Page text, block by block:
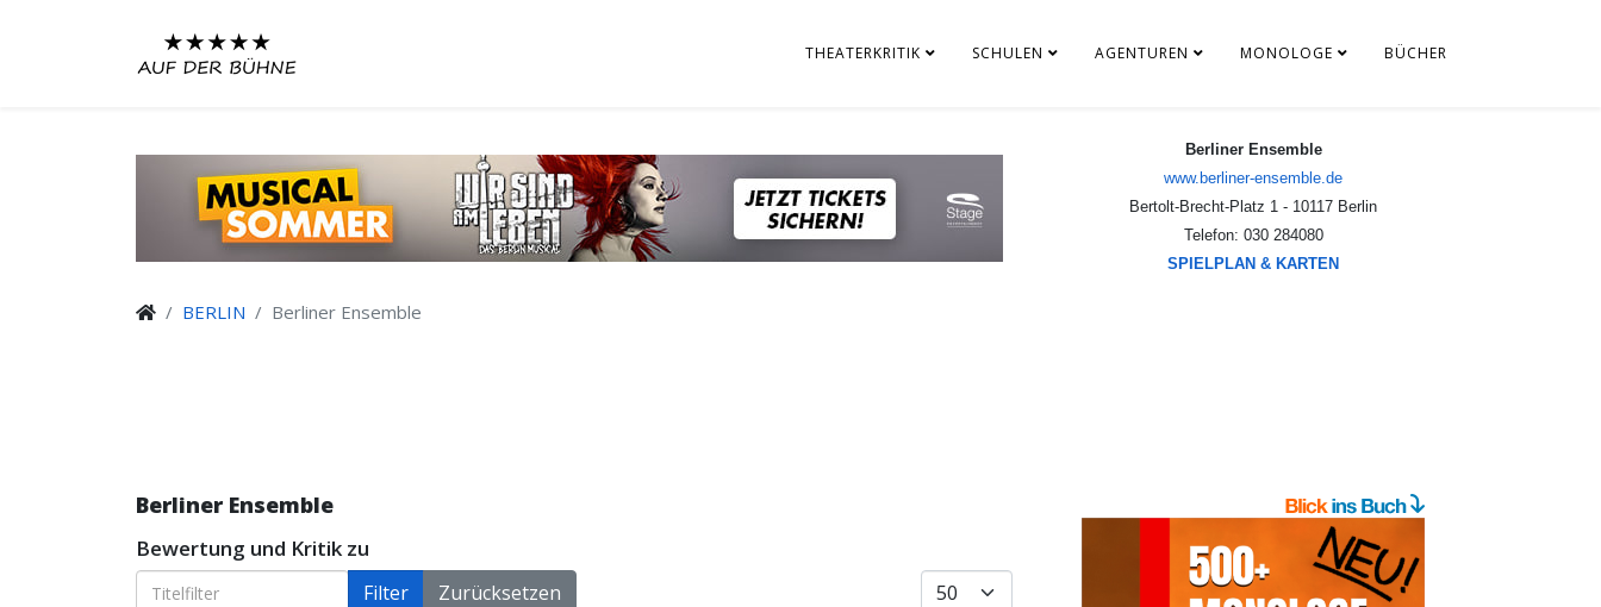
THEATERKRITIK SCHULEN AGENTUREN MONOLOGE BÜCHER
Berliner Ensemble
www.berliner-ensemble.de
Bertolt-Brecht-Platz 1 - 10117 Berlin
Telefon: 030 284080
SPIELPLAN & KARTEN
BERLIN Berliner Ensemble
Berliner Ensemble
Bewertung und Kritik zu
Titelfilter Filter Zurücksetzen Anzeige #